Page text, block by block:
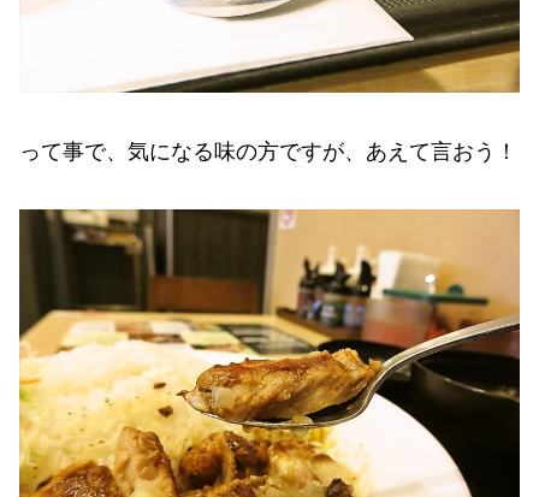
って事で、気になる味の方ですが、あえて言おう！